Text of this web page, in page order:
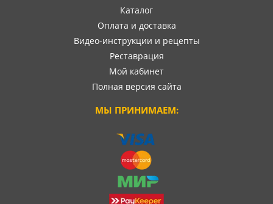
Каталог
Оплата и доставка
Видео-инструкции и рецепты
Реставрация
Мой кабинет
Полная версия сайта
МЫ ПРИНИМАЕМ: